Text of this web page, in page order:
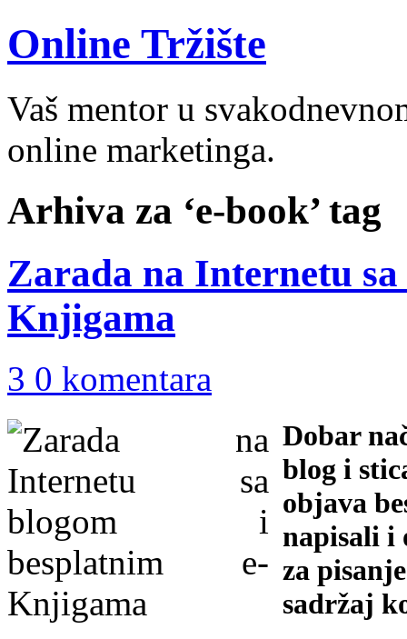
Online Tržište
Vaš mentor u
online marketinga.
Arhiva za ‘e-book’ tag
Zarada na Internetu
Knjigama
3 0 komentara
Dobar
blog i
objava
napisali i
za
sadržaj